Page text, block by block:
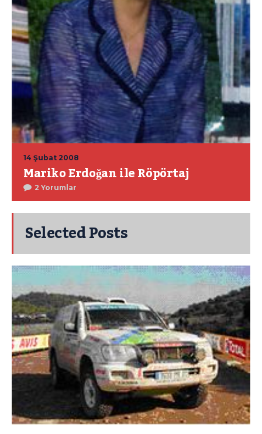
14 Şubat 2008
Mariko Erdoğan ile Röpörtaj
2 Yorumlar
Selected Posts